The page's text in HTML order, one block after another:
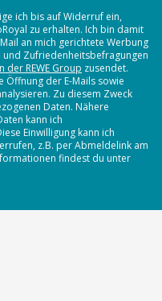
ich bis auf Widerruf ein,
zu erhalten. Ich bin damit
an mich gerichtete Werbung
und Zufriedenheitsbefragungen
der REWE Group zusendet.
der E-Mails sowie
Zu diesem Zweck
Daten. Nähere
kann ich
Einwilligung kann ich
z.B. per Abmeldelink am
findest du unter